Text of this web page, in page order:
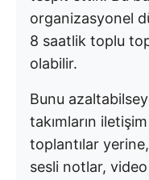
organizasyonel
8 saatlik toplu
olabilir.
Bunu
takımların
toplantılar
sesli notlar, video